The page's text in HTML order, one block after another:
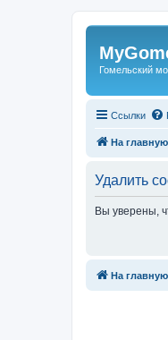
Регистрация
Гомельский
Ссылки
На главную
Удалить
Вы уверены,
На главную
Связаться с